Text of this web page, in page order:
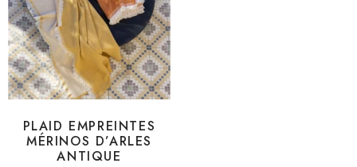
PLAID EMPREINTES
MÉRINOS D’ARLES
ANTIQUE